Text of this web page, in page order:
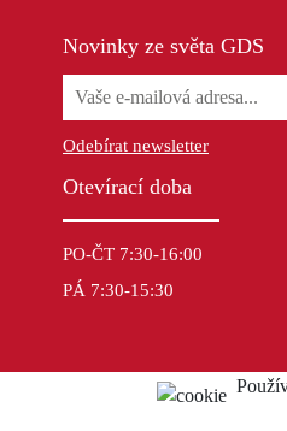
Novinky ze světa GDS
Odebírat newsletter
Otevírací doba
PO-ČT 7:30-16:00
PÁ 7:30-15:30